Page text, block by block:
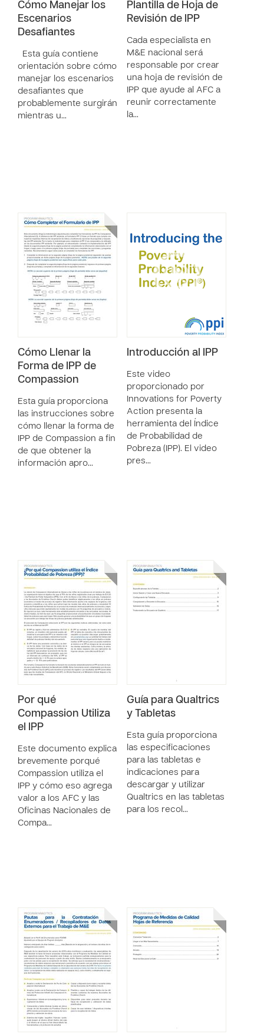
Cómo Manejar los
Escenarios
Desafiantes
Esta guía contiene
orientación sobre cómo
manejar los escenarios
desafiantes que
probablemente surgirán
mientras u…
Plantilla de Hoja de
Revisión de IPP
Cada especialista en
M&E nacional será
responsable por crear
una hoja de revisión de
IPP que ayude al AFC a
reunir correctamente
la…
Cómo Llenar la
Forma de IPP de
Compassion
Esta guía proporciona
las instrucciones sobre
cómo llenar la forma de
IPP de Compassion a fin
de que obtener la
información apro…
Introducción al IPP
Este video
proporcionado por
Innovations for Poverty
Action presenta la
herramienta del Índice
de Probabilidad de
Pobreza (IPP). El video
pres…
Por qué
Compassion Utiliza
el IPP
Este documento explica
brevemente porqué
Compassion utiliza el
IPP y cómo eso agrega
valor a los AFC y las
Oficinas Nacionales de
Compa…
Guía para Qualtrics
y Tabletas
Esta guía proporciona
las especificaciones
para las tabletas e
indicaciones para
descargar y utilizar
Qualtrics en las tabletas
para los recol…